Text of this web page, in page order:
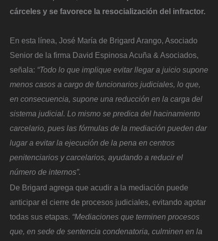
cárceles y se favorece la resocialización del infractor.
En esta línea, José María de Brigard Arango, Asociado
Senior de la firma David Espinosa Acuña & Asociados,
señala: “Todo lo que implique evitar llegar a juicio supone
menos casos a cargo de funcionarios judiciales, lo que,
en consecuencia, supone una reducción en la carga del
sistema judicial. Lo mismo se predica del hacinamiento
carcelario, pues las fórmulas de la mediación pueden dar
lugar a evitar la ejecución de la pena en centros
penitenciarios y carcelarios, ayudando a reducir el
número de internos”.
De Brigard agrega que acudir a la mediación puede
anticipar el cierre de procesos judiciales, evitando agotar
todas sus etapas. “Mediaciones que terminen procesos
que, en sede de sentencia condenatoria, culminen en la